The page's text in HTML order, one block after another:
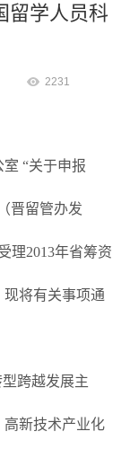
留学人员科
2231
“关于申报
晋留管办发
理2013年省筹资
将有关事项通
跨越发展主
高新技术产业化